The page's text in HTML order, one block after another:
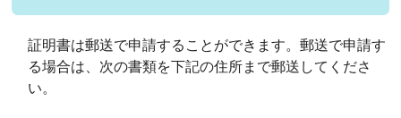
証明書は郵送で申請することができます。郵送で申請す
る場合は、次の書類を下記の住所まで郵送してくださ
い。